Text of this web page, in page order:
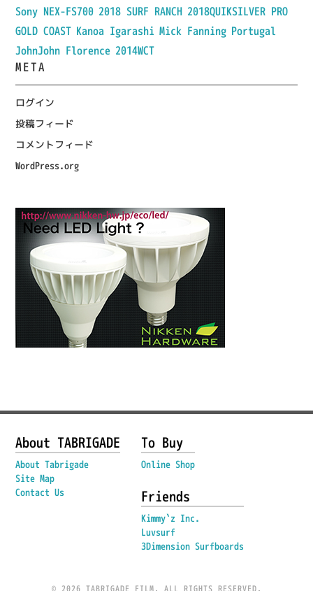
Sony NEX-FS700 2018 SURF RANCH 2018QUIKSILVER PRO
GOLD COAST Kanoa Igarashi Mick Fanning Portugal
JohnJohn Florence 2014WCT
META
ログイン
投稿フィード
コメントフィード
WordPress.org
About TABRIGADE
About Tabrigade
Site Map
Contact Us
To Buy
Online Shop
Friends
Kimmy`z Inc.
Luvsurf
3Dimension Surfboards
© 2026 TABRIGADE FILM. ALL RIGHTS RESERVED.